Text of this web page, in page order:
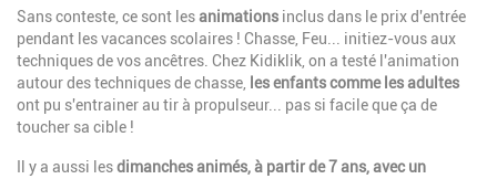
Sans conteste, ce sont lesanimations inclus dans le prix d'entrée
pendant les vacances scolaires ! Chasse, Feu... initiez-vous aux
techniques de vos ancêtres. Chez Kidiklik, on a testé l'animation
autour des techniques de chasse,
les enfants comme les adultes
ont pu s'entrainer au tir à propulseur... pas si facile que ça de
toucher sa cible !
Il y a aussi lesdimanches animés,à partir de 7 ans, avec un